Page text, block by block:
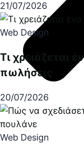
21/07/2026
Web Design
Τι χρειάζεται
πωλήσεις
20/07/2026
Web Design